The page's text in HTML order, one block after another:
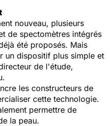
nouveau, plusieurs
de spectomètres intégrés
été proposés. Mais
un dispositif plus simple et
de l'étude,
les constructeurs de
cette technologie.
permettre de
la peau.